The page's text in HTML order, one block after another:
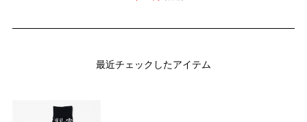
最近チェックしたアイテム